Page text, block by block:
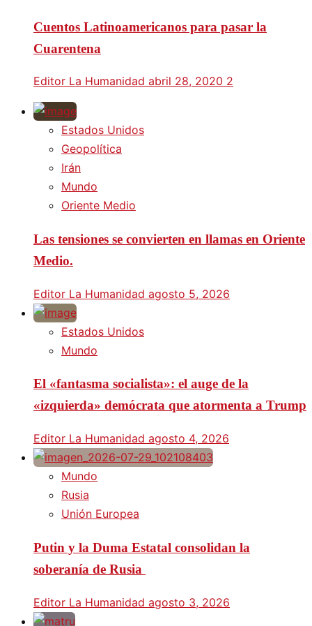
Cuentos Latinoamericanos para pasar la
Cuarentena
Editor La Humanidad abril 28, 2020 2
Estados Unidos
Geopolítica
Irán
Mundo
Oriente Medio
Las tensiones se convierten en llamas en Oriente
Medio.
Editor La Humanidad agosto 5, 2026
Estados Unidos
Mundo
El «fantasma socialista»: el auge de la
«izquierda» demócrata que atormenta a Trump
Editor La Humanidad agosto 4, 2026
Mundo
Rusia
Unión Europea
Putin y la Duma Estatal consolidan la
soberanía de Rusia
Editor La Humanidad agosto 3, 2026